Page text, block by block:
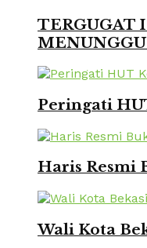
TERGUGAT
Peringati
Haris Resmi
Wali Kota